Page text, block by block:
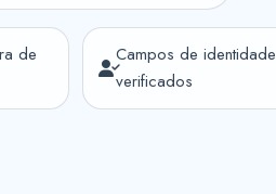
de
Campos de identidade
verificados